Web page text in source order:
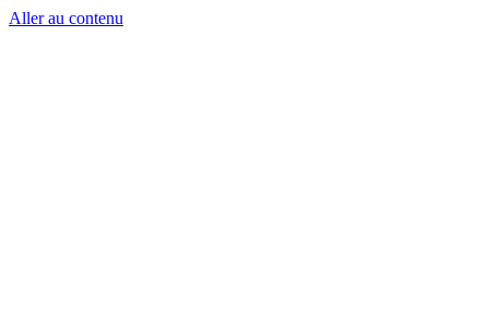
Aller au contenu